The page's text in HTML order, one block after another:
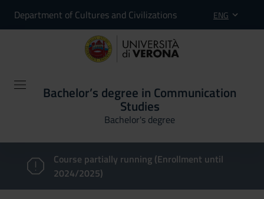
Department of Cultures and Civilizations ENG
Bachelor’s degree in Communication
Studies
Bachelor's degree
Course partially running (Enrollment until
2024/2025)